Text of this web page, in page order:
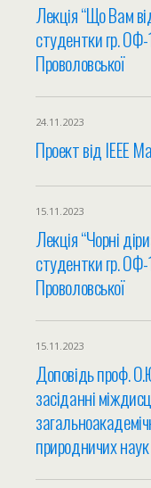
Лекція “Що Вам
студентки гр.
Проволовської
24.11.2023
Проект від IEEE
15.11.2023
Лекція “Чорні
студентки гр.
Проволовської
15.11.2023
Доповідь проф.
засіданні
природничих наук